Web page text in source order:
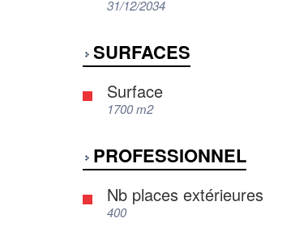
31/12/2034
SURFACES
Surface
1700 m2
PROFESSIONNEL
Nb places extérieures
400